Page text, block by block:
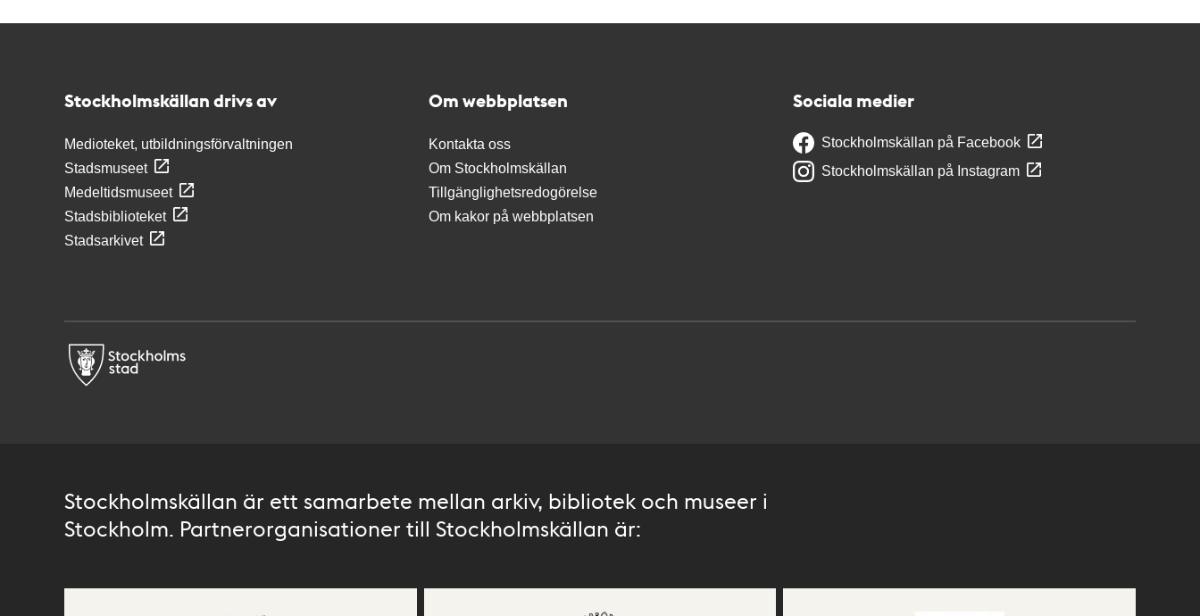
Stockholmskällan drivs av
Medioteket, utbildningsförvaltningen
Stadsmuseet
Medeltidsmuseet
Stadsbiblioteket
Stadsarkivet
Om webbplatsen
Kontakta oss
Om Stockholmskällan
Tillgänglighetsredogörelse
Om kakor på webbplatsen
Sociala medier
Stockholmskällan på Facebook
Stockholmskällan på Instagram
Stockholmskällan är ett samarbete mellan arkiv, bibliotek och museer i
Stockholm. Partnerorganisationer till Stockholmskällan är: